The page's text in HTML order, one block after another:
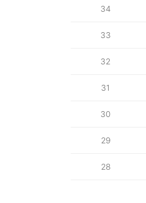
34
33
32
31
30
29
28